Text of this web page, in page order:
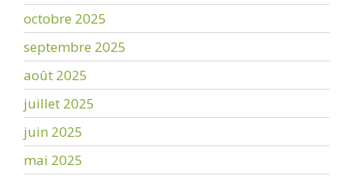
octobre 2025
septembre 2025
août 2025
juillet 2025
juin 2025
mai 2025